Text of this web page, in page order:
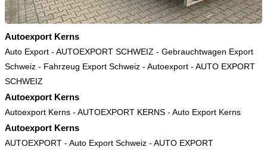
Autoexport Kerns
Auto Export - AUTOEXPORT SCHWEIZ - Gebrauchtwagen Export
Schweiz - Fahrzeug Export Schweiz - Autoexport - AUTO EXPORT
SCHWEIZ
Autoexport Kerns
Autoexport Kerns - AUTOEXPORT KERNS - Auto Export Kerns
Autoexport Kerns
AUTOEXPORT - Auto Export Schweiz - AUTO EXPORT